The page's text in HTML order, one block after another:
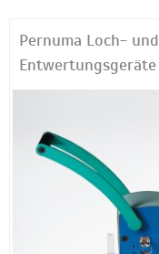
Pernuma Loch- und
Entwertungsgeräte